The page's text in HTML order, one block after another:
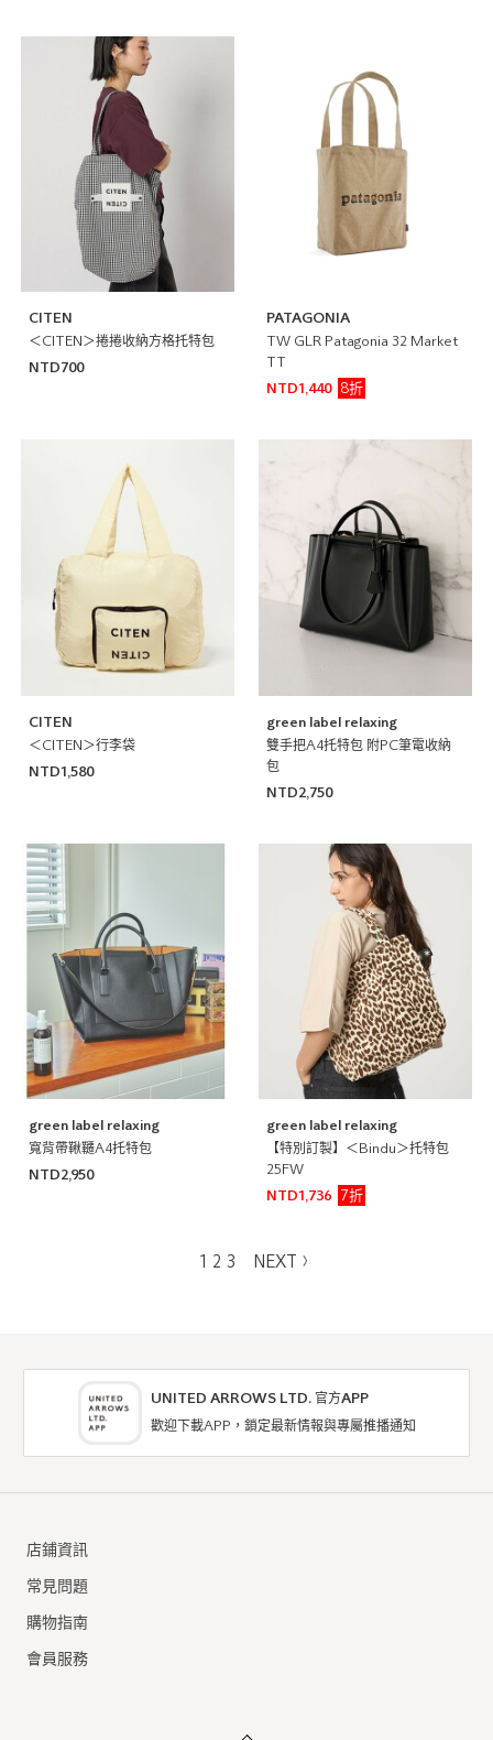
CITEN
＜CITEN＞捲捲收納方格托特包
NTD700
PATAGONIA
TW GLR Patagonia 32 Market
NTD1,440
8折
CITEN
＜CITEN＞行李袋
NTD1,580
green label relaxing
雙手把A4托特包 附PC筆電收納
包
NTD2,750
green label relaxing
寬背帶鞦韆A4托特包
NTD2,950
green label relaxing
【特別訂製】＜Bindu＞托特包
25FW
NTD1,736
7折
1 2 3 NEXT
UNITED ARROWS LTD. 官方APP
歡迎下載APP，鎖定最新情報與專屬推播通知
店鋪資訊
常見問題
購物指南
會員服務